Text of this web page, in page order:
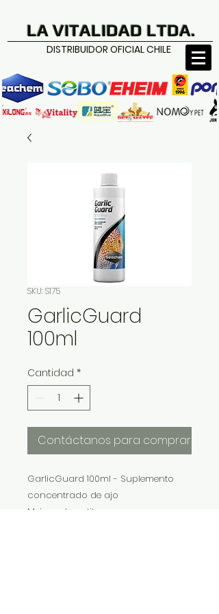
LA VITALIDAD LTDA.
DISTRIBUIDOR OFICIAL CHILE
SKU: S175
GarlicGuard
100ml
Cantidad *
Contáctanos para comprar
GarlicGuard 100ml - Suplemento
concentrado de ajo
Mejora el apetito.